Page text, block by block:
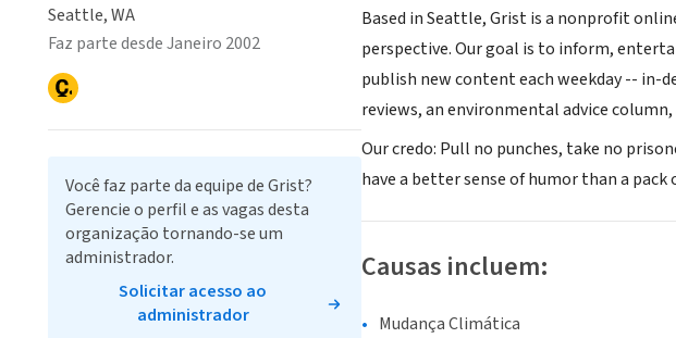
Based in Seattle, Grist is a nonprofit
perspective. Our goal is to inform,
publish new content each weekday --
reviews, an environmental advice
Our credo: Pull no punches, take no
have a better sense of humor than a
Causas incluem:
Mudança Climática
Seattle, WA
Faz parte desde Janeiro 2002
Você faz parte da equipe de Grist?
Gerencie o perfil e as vagas desta
organização tornando-se um
administrador.
Solicitar acesso ao
administrador